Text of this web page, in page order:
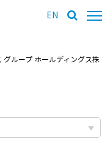
EN
ループ ホールディングス株